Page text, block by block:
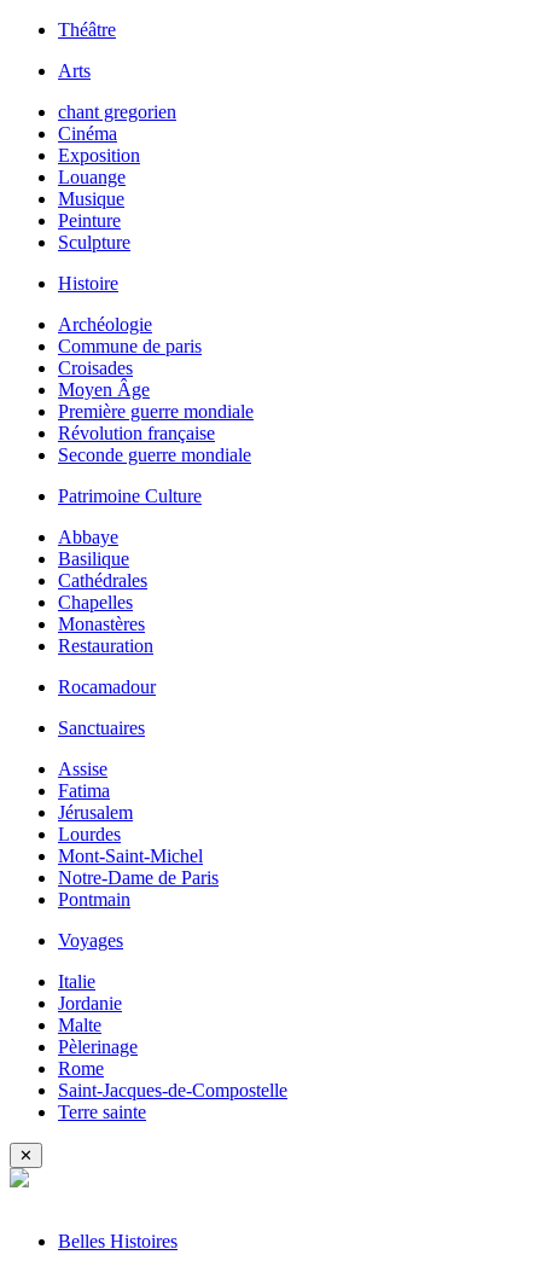
Théâtre
Arts
chant gregorien
Cinéma
Exposition
Louange
Musique
Peinture
Sculpture
Histoire
Archéologie
Commune de paris
Croisades
Moyen Âge
Première guerre mondiale
Révolution française
Seconde guerre mondiale
Patrimoine Culture
Abbaye
Basilique
Cathédrales
Chapelles
Monastères
Restauration
Rocamadour
Sanctuaires
Assise
Fatima
Jérusalem
Lourdes
Mont-Saint-Michel
Notre-Dame de Paris
Pontmain
Voyages
Italie
Jordanie
Malte
Pèlerinage
Rome
Saint-Jacques-de-Compostelle
Terre sainte
✕
Belles Histoires